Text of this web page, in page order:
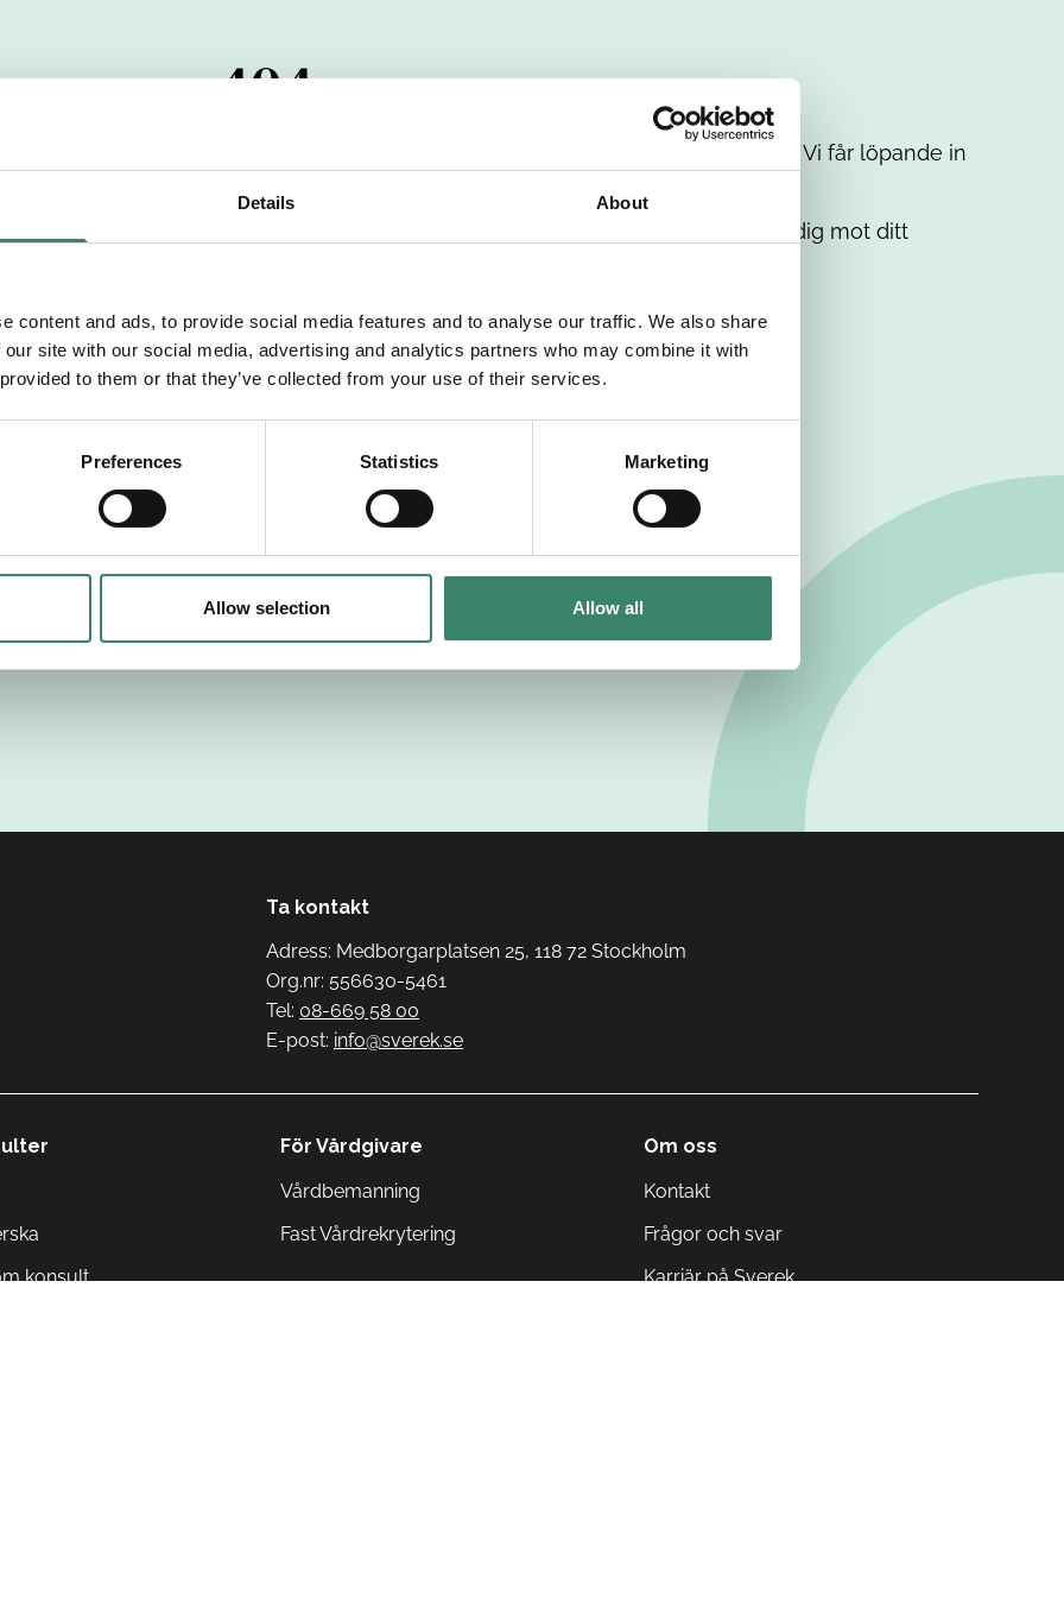
Details About
content and ads, to provide social media features and to analyse our traffic. We also share
site with our social media, advertising and analytics partners who may combine it with
to them or that they’ve collected from your use of their services.
Preferences Statistics Marketing
Allow selection Allow all
404
har passerats. Vi uppskattar verkligen ditt intresse. Misströsta inte. Vi får löpande in
dig med mer information om våra aktuella uppdrag. Tillsammans matchar vi dig mot ditt
Tillbaka till Sverek
Ta kontakt
Adress: Medborgarplatsen 25, 118 72 Stockholm
Org.nr: 556630-5461
Tel: 08-669 58 00
E-post: info@sverek.se
konsult
För Vårdgivare
Vårdbemanning
Fast Vårdrekrytering
Om oss
Kontakt
Frågor och svar
Karriär på Sverek